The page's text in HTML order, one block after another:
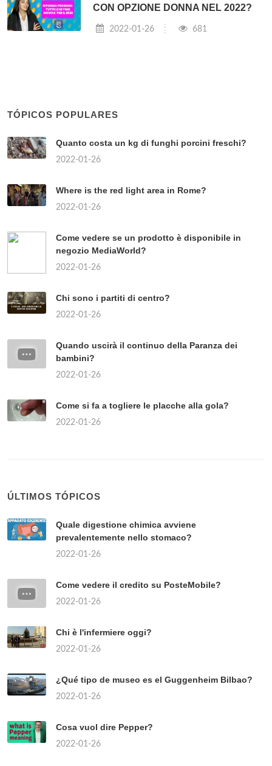
CON OPZIONE DONNA NEL 2022?
2022-01-26 681
TÓPICOS POPULARES
Quanto costa un kg di funghi porcini freschi?
2022-01-26
Where is the red light area in Rome?
2022-01-26
Come vedere se un prodotto è disponibile in
negozio MediaWorld?
2022-01-26
Chi sono i partiti di centro?
2022-01-26
Quando uscirà il continuo della Paranza dei
bambini?
2022-01-26
Come si fa a togliere le placche alla gola?
2022-01-26
ÚLTIMOS TÓPICOS
Quale digestione chimica avviene
prevalentemente nello stomaco?
2022-01-26
Come vedere il credito su PosteMobile?
2022-01-26
Chi è l'infermiere oggi?
2022-01-26
¿Qué tipo de museo es el Guggenheim Bilbao?
2022-01-26
Cosa vuol dire Pepper?
2022-01-26